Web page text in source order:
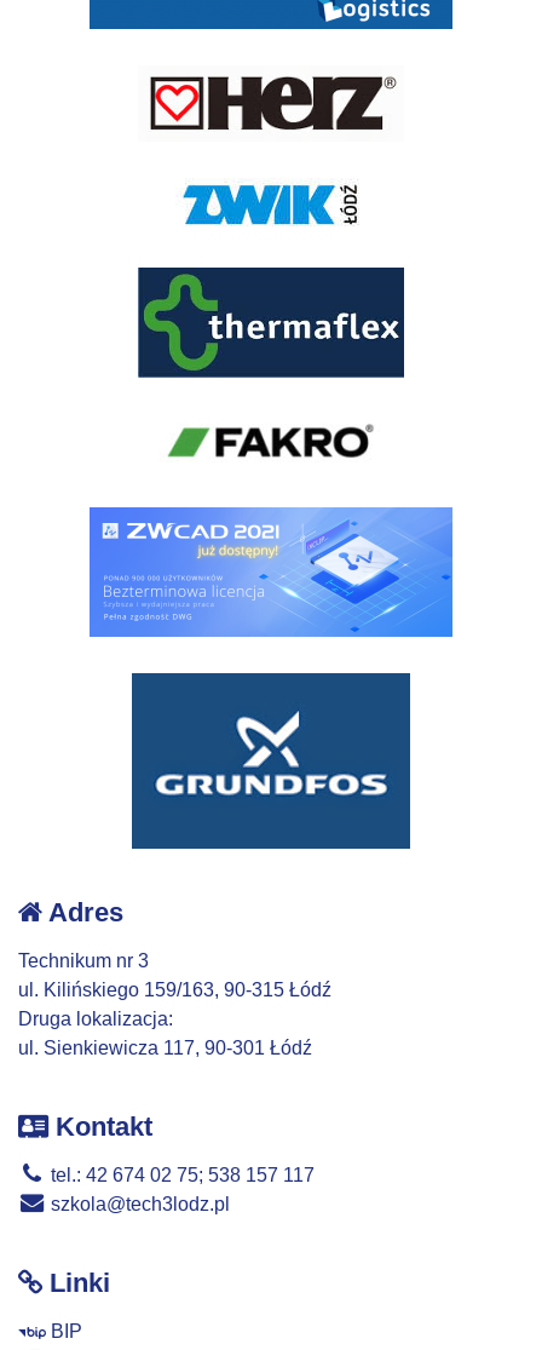
Adres
Technikum nr 3
ul. Kilińskiego 159/163, 90-315 Łódź
Druga lokalizacja:
ul. Sienkiewicza 117, 90-301 Łódź
Kontakt
tel.: 42 674 02 75; 538 157 117
szkola@tech3lodz.pl
Linki
BIP